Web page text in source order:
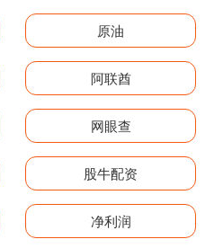
原油
阿联酋
网眼查
股牛配资
净利润